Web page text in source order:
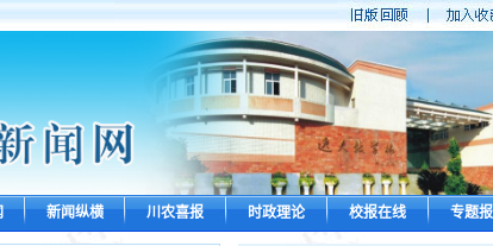
新闻纵横 川农喜报 时政理论 校报在线 专题